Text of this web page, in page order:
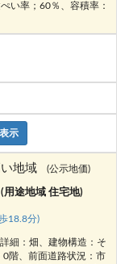
い率；60％、容積率：
示
い地域 (公示地価)
(用途地域 住宅地)
18.8分)
細：畑、建物構造：そ
階、前面道路状況：市